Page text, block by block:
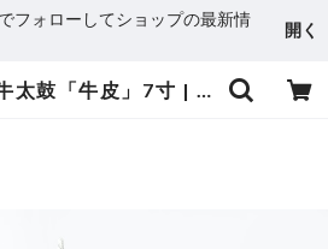
でフォローしてショップの最新情
開く
ちぢん 闘牛太鼓「牛皮」7寸 | 福盛堂 三味線・島太鼓・エイサー太鼓 奄美 琉球楽器専門店